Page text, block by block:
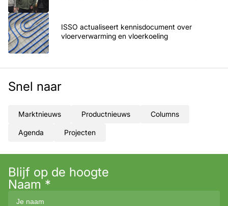
ISSO actualiseert kennisdocument over
vloerverwarming en vloerkoeling
Snel naar
Marktnieuws Productnieuws Columns
Agenda Projecten
Blijf op de hoogte
Naam *